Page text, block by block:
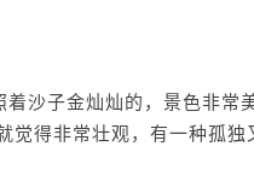
沙子金灿灿的，景色非常
觉得非常壮观，有一种孤独